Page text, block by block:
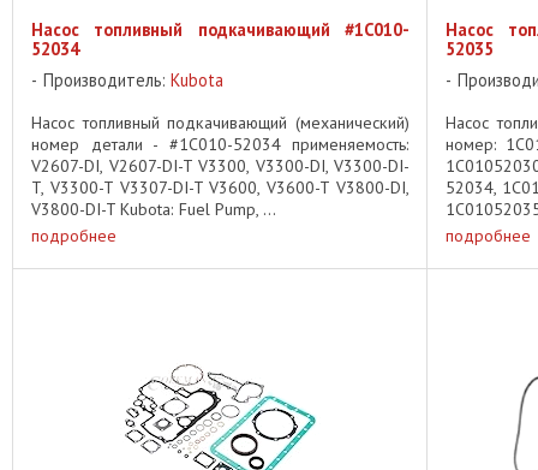
Насос топливный подкачивающий #1C010-
52034
Производитель: Kubota
Насос топливный подкачивающий (механический)
номер детали - #1C010-52034 применяемость:
V2607-DI, V2607-DI-T V3300, V3300-DI, V3300-DI-
T, V3300-T V3307-DI-T V3600, V3600-T V3800-DI,
V3800-DI-T Kubota: Fuel Pump, ...
подробнее
Насос
52035
Насос
номер:
52034,
V3307,
подробнее